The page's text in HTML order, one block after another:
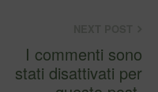
I commenti sono
stati disattivati per